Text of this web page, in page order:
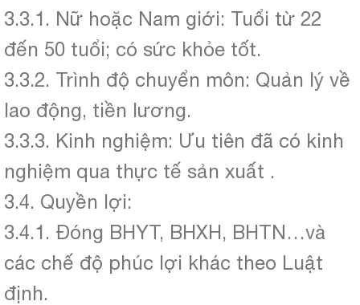
3.3.1. Nữ hoặc Nam giới: Tuổi từ 22
đến 50 tuổi; có sức khỏe tốt.
3.3.2. Trình độ chuyển môn: Quản lý về
lao động, tiền lương.
3.3.3. Kinh nghiệm: Ưu tiên đã có kinh
nghiệm qua thực tế sản xuất .
3.4. Quyền lợi:
3.4.1. Đóng BHYT, BHXH, BHTN…và
các chế độ phúc lợi khác theo Luật
định.